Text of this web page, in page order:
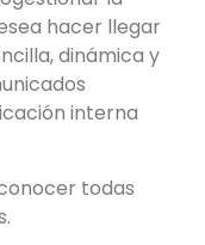
hacer llegar
dinámica y
interna
todas